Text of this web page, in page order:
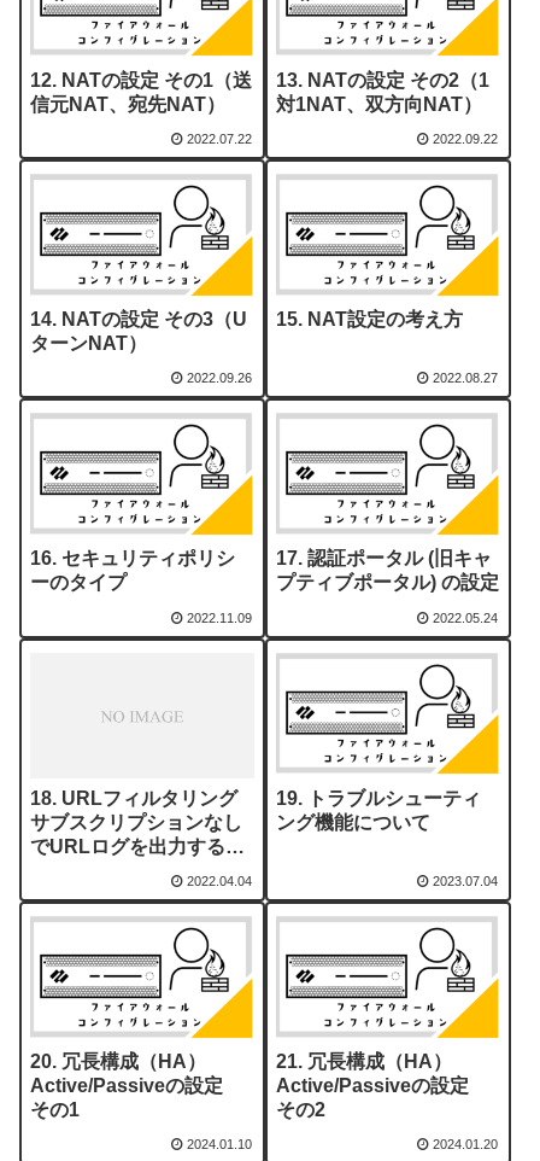
NATの設定 その1（送
信元NAT、宛先NAT）
2022.07.22
NATの設定 その2（1
対1NAT、双方向NAT）
2022.09.22
NATの設定 その3（U
ターンNAT）
2022.09.26
NAT設定の考え方
2022.08.27
セキュリティポリシ
ーのタイプ
2022.11.09
認証ポータル (旧キャ
プティブポータル) の設定
2022.05.24
URLフィルタリング
サブスクリプションなし
でURLログを出力する方
2022.04.04
トラブルシューティ
ング機能について
2023.07.04
冗長構成（HA）
Active/Passiveの設定
その1
2024.01.10
冗長構成（HA）
Active/Passiveの設定
その2
2024.01.20